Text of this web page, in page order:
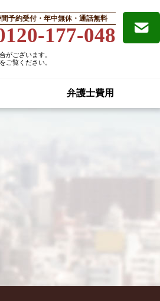
予約受付・年中無休・通話無料
177-048
がございます。
をご覧ください。
弁護士費用